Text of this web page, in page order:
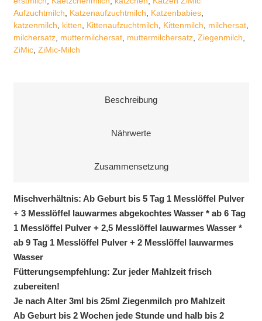
Ziegenmilch
Menge
Aufzuchtmilch, Katzenaufzuchtmilch, Katzenbabies,
katzenmilch, kitten, Kittenaufzuchtmilch, Kittenmilch, milchersat,
milchersatz, muttermilchersat, muttermilchersatz, Ziegenmilch,
ZiMic, ZiMic-Milch
Beschreibung
Nährwerte
Zusammensetzung
Mischverhältnis: Ab Geburt bis 5 Tag 1 Messlöffel Pulver
+ 3 Messlöffel lauwarmes abgekochtes Wasser * ab 6 Tag
1 Messlöffel Pulver + 2,5 Messlöffel lauwarmes Wasser *
ab 9 Tag 1 Messlöffel Pulver + 2 Messlöffel lauwarmes
Wasser
Fütterungsempfehlung: Zur jeder Mahlzeit frisch
zubereiten!
Je nach Alter 3ml bis 25ml Ziegenmilch pro Mahlzeit
Ab Geburt bis 2 Wochen jede Stunde und halb bis 2